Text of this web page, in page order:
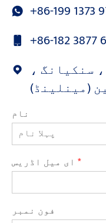
+86-199 1373
+86-182 3877
سنکیانگ ،
(مینلینڈ)
نام
*
فون نمبر